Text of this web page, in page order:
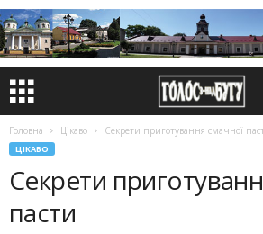
Головна Цікаво Секрети приготування смачної
ЦІКАВО
Секрети
пасти